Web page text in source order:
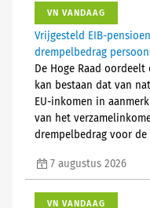
VN VANDAAG
Vrijgesteld EIB-
drempelbedrag
De Hoge Raad
kan bestaan dat van
EU-inkomen in
van het
drempelbedrag voor
7 augustus 2026
VN VANDAAG